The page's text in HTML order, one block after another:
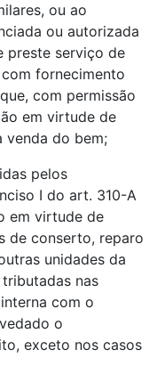
ou ao
ou autorizada
preste serviço de
fornecimento
com permissão
em virtude de
venda do bem;
pelos
I do art. 310-A
em virtude de
de conserto, reparo
unidades da
nas
com o
o
exceto nos casos